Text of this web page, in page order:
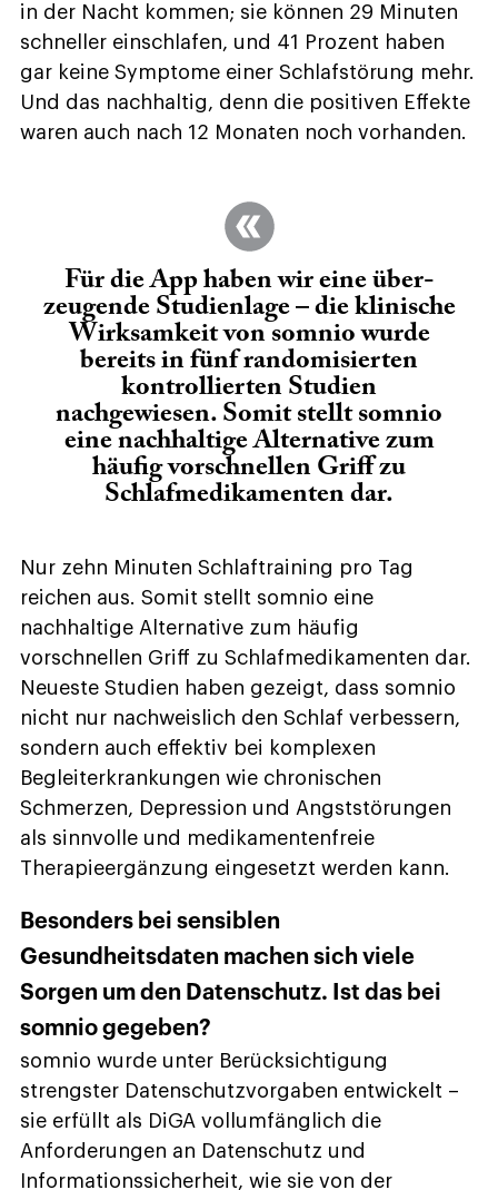
in der Nacht kommen; sie können 29 Minuten
schneller einschlafen, und 41 Prozent haben
gar keine Symptome einer Schlafstörung mehr.
Und das nachhaltig, denn die positiven Effekte
waren auch nach 12 Monaten noch vorhanden.
Für die App haben wir eine über­
zeugende Studienlage – die klinische
Wirksamkeit von somnio wurde
bereits in fünf randomisierten
kontrollierten Studien
nachgewiesen. Somit stellt somnio
eine nachhaltige Alternative zum
häufig vorschnellen Griff zu
Schlafmedikamenten dar.
Nur zehn Minuten Schlaftraining pro Tag
reichen aus. Somit stellt somnio eine
nachhaltige Alternative zum häufig
vorschnellen Griff zu Schlafmedikamenten dar.
Neueste Studien haben gezeigt, dass somnio
nicht nur nachweislich den Schlaf verbessern,
sondern auch effektiv bei komplexen
Begleiterkrankungen wie chronischen
Schmerzen, Depression und Angststörungen
als sinnvolle und medikamentenfreie
Therapieergänzung eingesetzt werden kann.
Besonders bei sensiblen
Gesundheitsdaten machen sich viele
Sorgen um den Datenschutz. Ist das bei
somnio gegeben?
somnio wurde unter Berücksichtigung
strengster Datenschutzvorgaben entwickelt –
sie erfüllt als DiGA vollumfänglich die
Anforderungen an Datenschutz und
Informationssicherheit, wie sie von der